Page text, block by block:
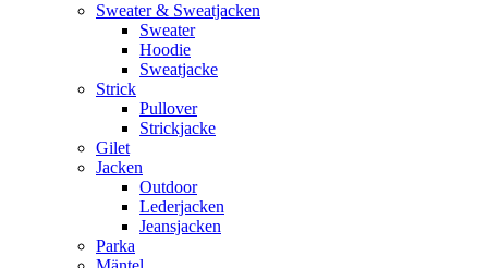
Sweater & Sweatjacken
Sweater
Hoodie
Sweatjacke
Strick
Pullover
Strickjacke
Gilet
Jacken
Outdoor
Lederjacken
Jeansjacken
Parka